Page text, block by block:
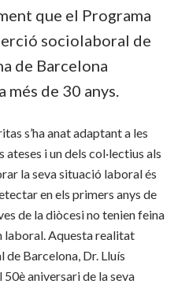
que el Programa
sociolaboral de
de Barcelona
més de 30 anys.
s’ha anat adaptant a les
i un dels col·lectius als
la seva situació laboral és
en els primers anys de
de la diòcesi no tenien feina
laboral. Aquesta realitat
Barcelona, Dr. Lluís
aniversari de la seva